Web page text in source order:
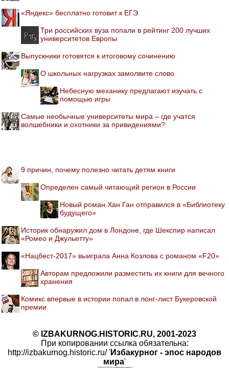
«Яндекс» бесплатно готовит к ЕГЭ
Три российских вуза попали в рейтинг 200 лучших
университетов Европы
Выпускники готовятся к итоговому сочинению
О школьных нагрузках замолвите слово
Небесную механику предлагают изучать с
помощью игры
Самые необычные университеты мира – где учатся
волшебники и охотники за привидениями?
9 причин, почему полезно читать детям книги
Определен самый читающий регион в России
Новый роман Хан Ган отправился в «Библиотеку
будущего»
Историк обнаружил дом в Лондоне, где Шекспир написал
«Ромео и Джульетту»
«Нацбест-2017» выиграла Анна Козлова с романом «F20»
Авторам предложили разместить их книги для вечного
хранения
Комикс впервые в истории попал в лонг-лист Букеровской
премии
© IZBAKURNOG.HISTORIC.RU, 2001-2023
При копировании ссылка обязательна:
http://izbakurnog.historic.ru/ 'Избакурног - эпос народов
мира'